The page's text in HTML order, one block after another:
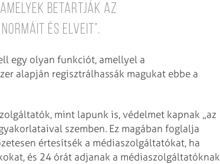
betartják az
és elveit”.
egy olyan funkciót, amellyel a
alapján regisztrálhassák magukat ebbe a
mint lapunk is, védelmet kapnak „az
szemben. Ez magában foglalja
értesítsék a médiaszolgáltatókat, ha
és 24 órát adjanak a médiaszolgáltatóknak